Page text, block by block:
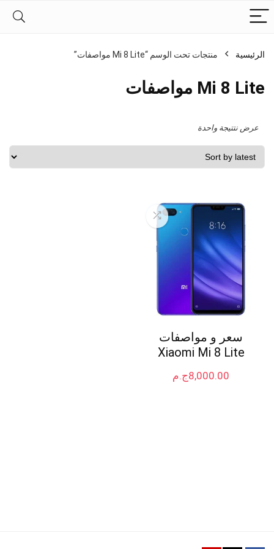
الرئيسية منتجات تحت الوسم “Mi 8 Lite مواصفات”
Mi 8 Lite مواصفات
عرض نتتيجة واحدة
سعر و مواصفات
Xiaomi Mi 8 Lite
ج.م8,000.00